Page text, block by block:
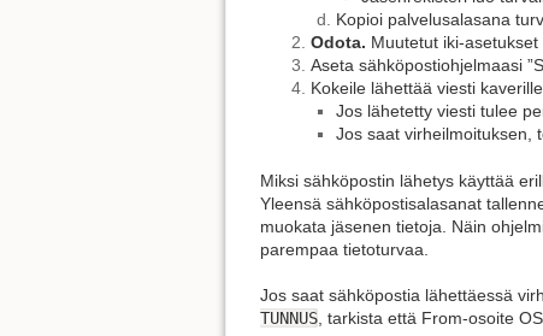
Kopioi palvelusalasana
Odota. Muutetut iki-
Aseta sähköpostiohjelmaasi
Kokeile lähettää viesti
Jos lähetetty viesti tulee
Jos saat virheilmoituksen,
Miksi sähköpostin lähetys käyttää
Yleensä sähköpostisalasanat
muokata jäsenen tietoja. Näin
parempaa tietoturvaa.
Jos saat sähköpostia lähettäessä
TUNNUS , tarkista että From-osoite